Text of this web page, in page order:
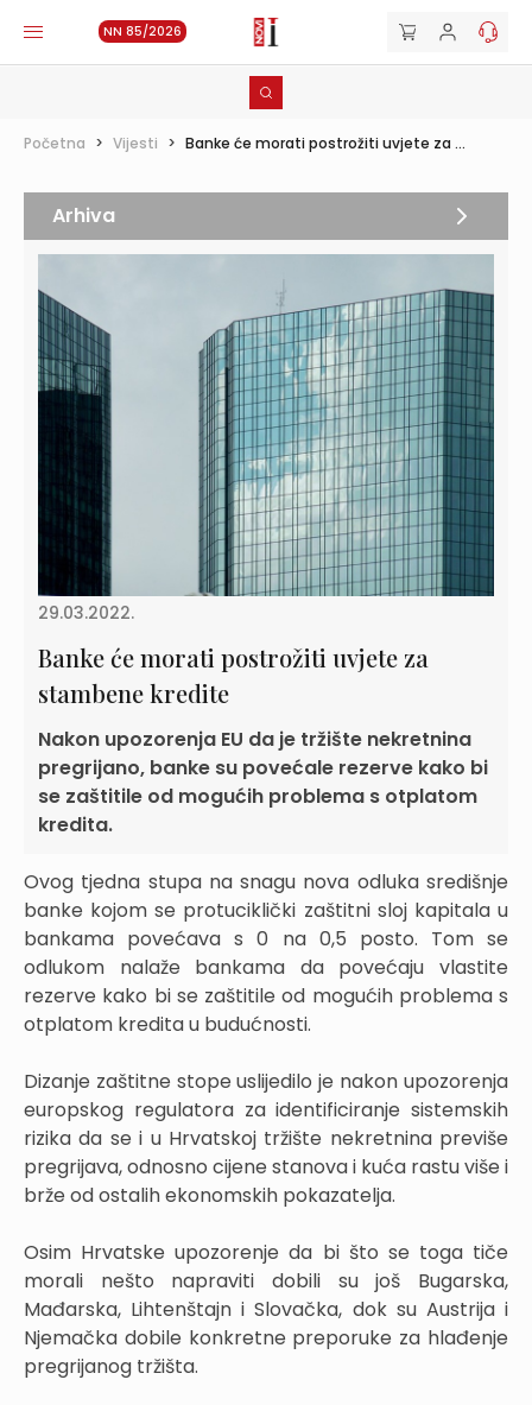
NN 85/2026
Početna > Vijesti > Banke će morati postrožiti uvjete za ...
29.03.2022.
Banke će morati postrožiti uvjete za
stambene kredite
Nakon upozorenja EU da je tržište nekretnina
pregrijano, banke su povećale rezerve kako bi
se zaštitile od mogućih problema s otplatom
kredita.
Ovog tjedna stupa na snagu nova odluka središnje
banke kojom se protuciklički zaštitni sloj kapitala u
bankama povećava s 0 na 0,5 posto. Tom se
odlukom nalaže bankama da povećaju vlastite
rezerve kako bi se zaštitile od mogućih problema s
otplatom kredita u budućnosti.
Dizanje zaštitne stope uslijedilo je nakon upozorenja
europskog regulatora za identificiranje sistemskih
rizika da se i u Hrvatskoj tržište nekretnina previše
pregrijava, odnosno cijene stanova i kuća rastu više i
brže od ostalih ekonomskih pokazatelja.
Osim Hrvatske upozorenje da bi što se toga tiče
morali nešto napraviti dobili su još Bugarska,
Mađarska, Lihtenštajn i Slovačka, dok su Austrija i
Njemačka dobile konkretne preporuke za hlađenje
pregrijanog tržišta.
Arhiva